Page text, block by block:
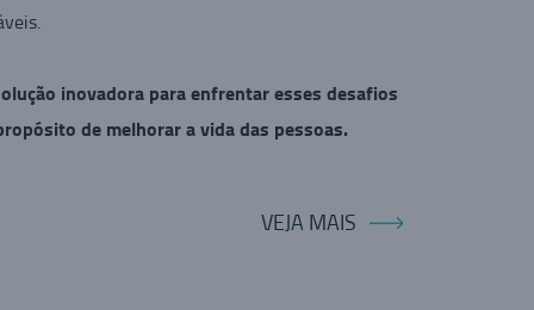
inovadora para enfrentar esses desafios
de melhorar a vida das pessoas.
VEJA MAIS